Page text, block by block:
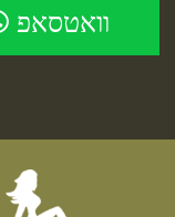
וואטסאפ